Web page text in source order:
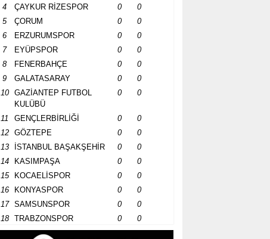
4 ÇAYKUR RİZESPOR 0
0
5
ÇORUM 0
0
6
ERZURUMSPOR 0
0
7
EYÜPSPOR 0
0
8
FENERBAHÇE 0
0
9
GALATASARAY 0
0
10
GAZİANTEP FUTBOL
KULÜBÜ
0 0
11 GENÇLERBİRLİĞİ 0
0
12
GÖZTEPE 0
0
13
İSTANBUL BAŞAKŞEHİR 0
0
14
KASIMPAŞA 0
0
15
KOCAELİSPOR 0
0
16
KONYASPOR 0
0
17
SAMSUNSPOR 0
0
18
TRABZONSPOR 0 0